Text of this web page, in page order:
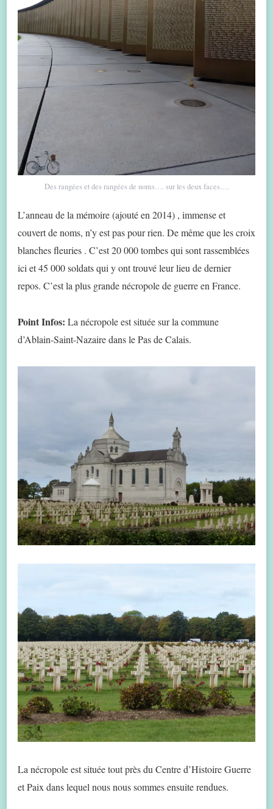
Des rangées et des rangées de noms…. sur les deux faces….
L’anneau de la mémoire (ajouté en 2014) , immense et
couvert de noms, n’y est pas pour rien. De même que les croix
blanches fleuries . C’est 20 000 tombes qui sont rassemblées
ici et 45 000 soldats qui y ont trouvé leur lieu de dernier
repos. C’est la plus grande nécropole de guerre en France.
Point Infos: La nécropole est située sur la commune
d’Ablain-Saint-Nazaire dans le Pas de Calais.
La nécropole est située tout près du Centre d’Histoire Guerre
et Paix dans lequel nous nous sommes ensuite rendues.